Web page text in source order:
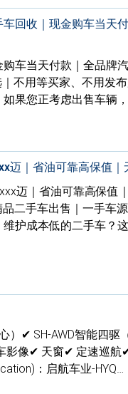
回收｜现金购车当天
车当天付款｜全品牌
不用等买家、不用发
果您正考虑出售车辆
迈｜省油可靠高保值
迈｜省油可靠高保值
二手车出售｜一手车
护成本低的二手车？
✔ SH-AWD智能四驱
像✔ 天窗✔ 定速巡航
：启航车业-HYQ…